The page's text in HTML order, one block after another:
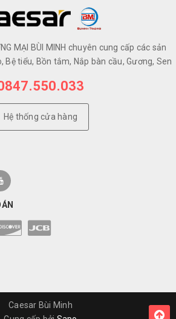
MẠI BÙI MINH chuyên cung cấp các sản
Bệ tiểu, Bồn tắm, Nắp bàn cầu, Gương, Sen
Hệ thống cửa hàng
Caesar Bùi Minh